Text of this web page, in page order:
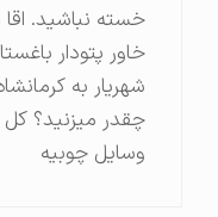
خسته نباشید. اقا شما
خاور پتودار باغستان
شهریار به کرمانشاه رو
چقدر میزنید؟ کل بار
وسایل چوبیه